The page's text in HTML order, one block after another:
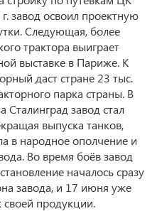
завод освоил проектную
Следующая, более
трактора выиграет
выставке в Париже. К
даст стране 23 тыс.
парка страны. В
завод стал
выпуска танков,
в народное ополчение и
Во время боёв завод
началось сразу
завода, и 17 июня уже
своей продукции.